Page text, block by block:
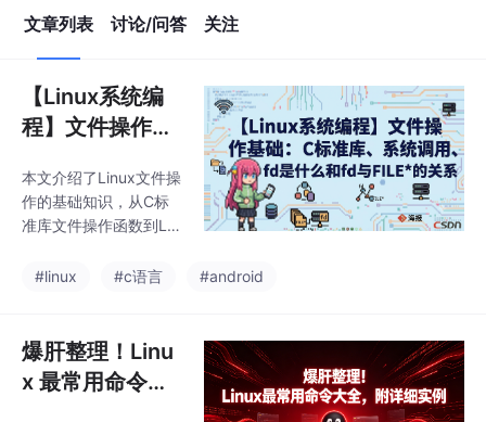
文章列表 讨论/问答 关注
【Linux系统编
程】文件操作基
系统调用、fd是
什么和fd与FILE
本文介绍了Linux文件操
作的基础知识，从C标
准库文件操作函数到Lin
包括： 文件的本质是文
由操作系统完成。 C标
准库提供基于文件指针
(FILE*)的文件操作函
#linux #c语言 #android
爆肝整理！Linu
x 最常用命令大